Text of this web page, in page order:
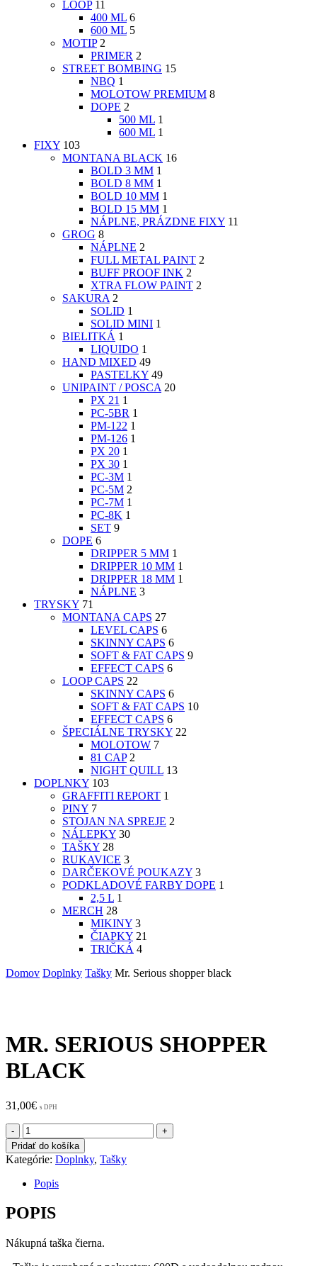
LOOP 11
400 ML 6
600 ML 5
MOTIP 2
PRIMER 2
STREET BOMBING 15
NBQ 1
MOLOTOW PREMIUM 8
DOPE 2
500 ML 1
600 ML 1
FIXY 103
MONTANA BLACK 16
BOLD 3 MM 1
BOLD 8 MM 1
BOLD 10 MM 1
BOLD 15 MM 1
NÁPLNE, PRÁZDNE FIXY 11
GROG 8
NÁPLNE 2
FULL METAL PAINT 2
BUFF PROOF INK 2
XTRA FLOW PAINT 2
SAKURA 2
SOLID 1
SOLID MINI 1
BIELITKÁ 1
LIQUIDO 1
HAND MIXED 49
PASTELKY 49
UNIPAINT / POSCA 20
PX 21 1
PC-5BR 1
PM-122 1
PM-126 1
PX 20 1
PX 30 1
PC-3M 1
PC-5M 2
PC-7M 1
PC-8K 1
SET 9
DOPE 6
DRIPPER 5 MM 1
DRIPPER 10 MM 1
DRIPPER 18 MM 1
NÁPLNE 3
TRYSKY 71
MONTANA CAPS 27
LEVEL CAPS 6
SKINNY CAPS 6
SOFT & FAT CAPS 9
EFFECT CAPS 6
LOOP CAPS 22
SKINNY CAPS 6
SOFT & FAT CAPS 10
EFFECT CAPS 6
ŠPECIÁLNE TRYSKY 22
MOLOTOW 7
81 CAP 2
NIGHT QUILL 13
DOPLNKY 103
GRAFFITI REPORT 1
PINY 7
STOJAN NA SPREJE 2
NÁLEPKY 30
TAŠKY 28
RUKAVICE 3
DARČEKOVÉ POUKAZY 3
PODKLADOVÉ FARBY DOPE 1
2,5 L 1
MERCH 28
MIKINY 3
ČIAPKY 21
TRIČKÁ 4
Domov Doplnky Tašky Mr. Serious shopper black
MR. SERIOUS SHOPPER
BLACK
31,00€ s DPH
množstvo
Mr.
Serious
shopper
black
Pridať do košíka
Kategórie: Doplnky, Tašky
Popis
POPIS
Nákupná taška čierna.